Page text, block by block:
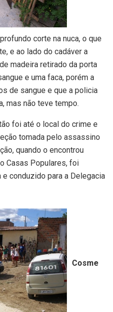
corte na nuca, o que
e ao lado do cadáver a
madeira retirado da porta
e uma faca, porém a
de sangue e que a policia
mas não teve tempo.
foi até o local do crime e
tomada pelo assassino
quando o encontrou
Casas Populares, foi
conduzido para a Delegacia
Cosme